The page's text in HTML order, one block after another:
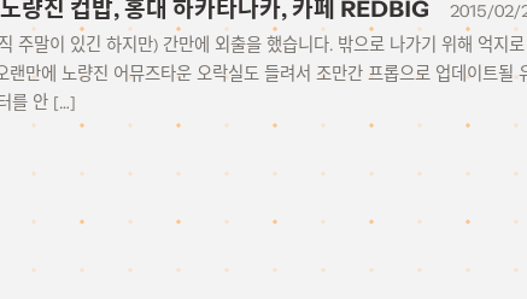
량진 컵밥, 홍대 하카타나카, 카페 REDBIG
2015/02/
주말이 있긴 하지만) 간만에 외출을 했습니다. 밖으로 나가기 위해 억지
랜만에 노량진 어뮤즈타운 오락실도 들려서 조만간 프롭으로 업데이트될
를 안 […]